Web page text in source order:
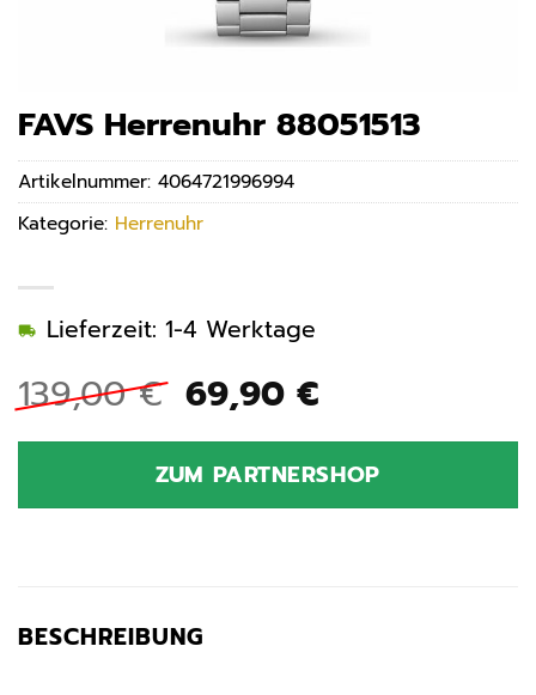
FAVS Herrenuhr 88051513
139,00€ Ursprünglicher
Preis
war:
139,00 €
69,90 €Aktueller
ist:
69,90 €.
Lieferzeit: 1-4 Werktage
ZUM PARTNERSHOP
Artikelnummer: 4064721996994
Kategorie: Herrenuhr
BESCHREIBUNG